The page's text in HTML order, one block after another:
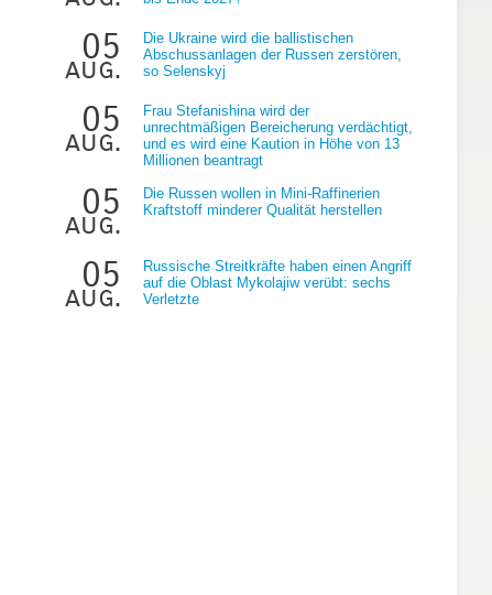
05
aug.
Die Ukraine wird die ballistischen
Abschussanlagen der Russen zerstören,
so Selenskyj
05
aug.
Frau Stefanishina wird der
unrechtmäßigen Bereicherung verdächtigt,
und es wird eine Kaution in Höhe von 13
Millionen beantragt
05
aug.
Die Russen wollen in Mini-Raffinerien
Kraftstoff minderer Qualität herstellen
05
aug.
Russische Streitkräfte haben einen Angriff
auf die Oblast Mykolajiw verübt: sechs
Verletzte